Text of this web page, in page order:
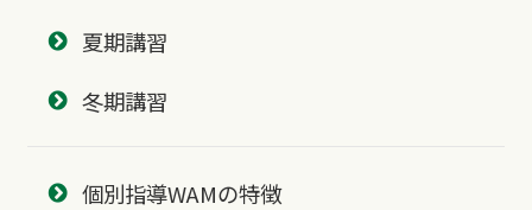
夏期講習
冬期講習
個別指導WAMの特徴